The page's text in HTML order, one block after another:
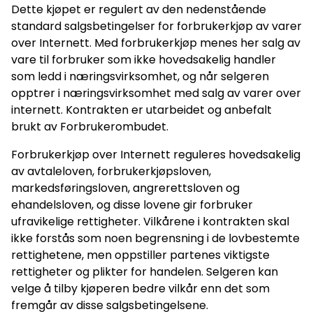
Dette kjøpet er regulert av den nedenstående
standard salgsbetingelser for forbrukerkjøp av varer
over Internett. Med forbrukerkjøp menes her salg av
vare til forbruker som ikke hovedsakelig handler
som ledd i næringsvirksomhet, og når selgeren
opptrer i næringsvirksomhet med salg av varer over
internett. Kontrakten er utarbeidet og anbefalt
brukt av Forbrukerombudet.
Forbrukerkjøp over Internett reguleres hovedsakelig
av avtaleloven, forbrukerkjøpsloven,
markedsføringsloven, angrerettsloven og
ehandelsloven, og disse lovene gir forbruker
ufravikelige rettigheter. Vilkårene i kontrakten skal
ikke forstås som noen begrensning i de lovbestemte
rettighetene, men oppstiller partenes viktigste
rettigheter og plikter for handelen. Selgeren kan
velge å tilby kjøperen bedre vilkår enn det som
fremgår av disse salgsbetingelsene.